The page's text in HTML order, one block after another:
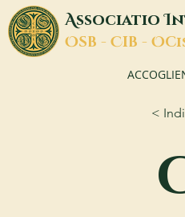
AssociatioI
OSB - CIB - O
<